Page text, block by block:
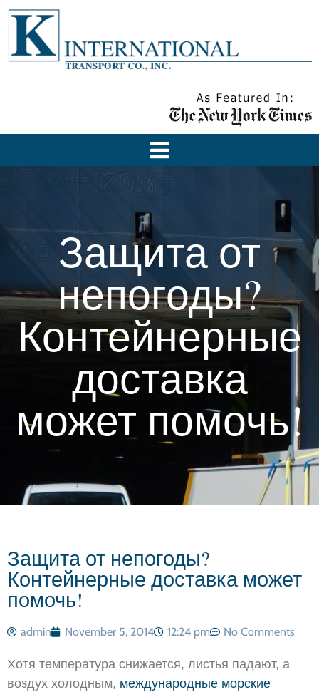
Защита от
непогоды?
Контейнерные
доставка
может помочь!
Защита от непогоды?
Контейнерные доставка может
помочь!
admin November 5, 2014 12:24 pm No Comments
Хотя температура снижается, листья падают, а
воздух холодным, международные морские